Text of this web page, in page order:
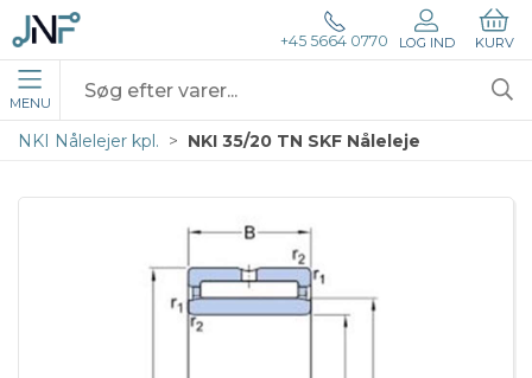
+45 5664 0770 LOG IND KURV
MENU
NKI Nålelejer kpl. NKI 35/20 TN SKF Nåleleje